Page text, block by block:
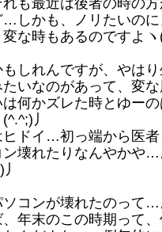
も最近は後者の時の方
…しかも、ノリたいのに
な時もあるのですよヽ
しれんですが、やはり
いなのがあって、変
何かズレた時とゆーの
丿
ドイ…初っ端から医者
ン壊れたりなんやかや…
コンが壊れたのって…
年末のこの時期って